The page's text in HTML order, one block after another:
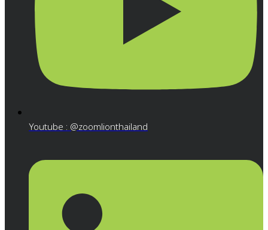
Youtube : @zoomlionthailand